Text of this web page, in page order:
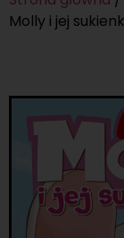
Molly i jej